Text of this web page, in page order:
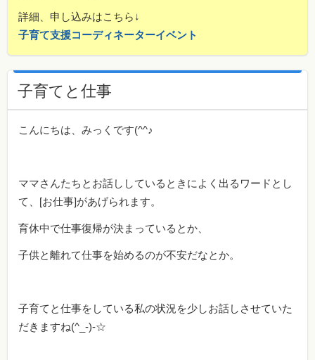
詳細、申し込みはこちら↓
子育て支援コーディネーターイベント
子育てと仕事
こんにちは、みっくです(^^♪
ママさんたちとお話ししているときによく出るワードとし
て、[お仕事]があげられます。
育休中で仕事復帰が決まっているとか、
子供と離れて仕事を始めるのが不安だなとか。
子育てと仕事をしている私の状況を少しお話しさせていた
だきますね(^_-)-☆